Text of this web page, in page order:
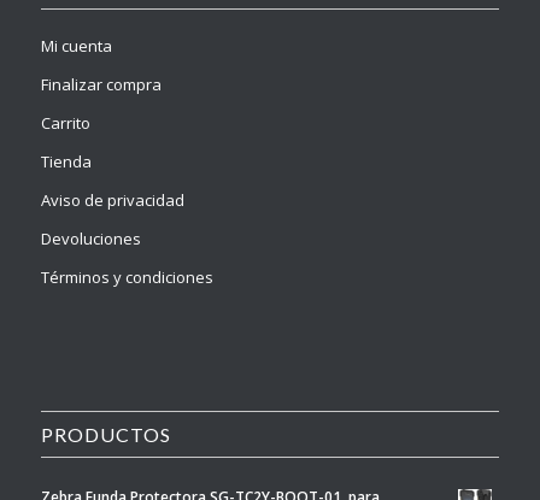
Mi cuenta
Finalizar compra
Carrito
Tienda
Aviso de privacidad
Devoluciones
Términos y condiciones
PRODUCTOS